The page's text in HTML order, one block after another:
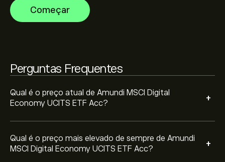
Começar
Perguntas Frequentes
Qual é o preço atual de Amundi MSCI Digital
Economy UCITS ETF Acc?
+
Qual é o preço mais elevado de sempre de Amundi
MSCI Digital Economy UCITS ETF Acc?
+
UCITS ETF Acc. O preço de Amundi MSCI Digital
Economy UCITS ETF Acc variou entre 5.53‎$‎ durante o
Para comprar DIGE.L, visite "Amundi MSCI Digital
comprar. Também pode colocar uma ordem para
comprar DIGE.L a um preço específico no futuro.